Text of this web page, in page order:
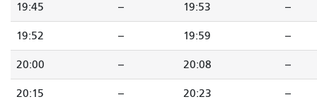
19:45 -- 19:53 --
19:52 -- 19:59 --
20:00 -- 20:08 --
20:15 -- 20:23 --